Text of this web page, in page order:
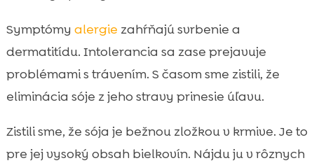
Symptómy alergie zahŕňajú svrbenie a
dermatitídu. Intolerancia sa zase prejavuje
problémami s trávením. S časom sme zistili, že
eliminácia sóje z jeho stravy prinesie úľavu.
Zistili sme, že sója je bežnou zložkou v krmive. Je to
pre jej vysoký obsah bielkovín. Nájdu ju v rôznych